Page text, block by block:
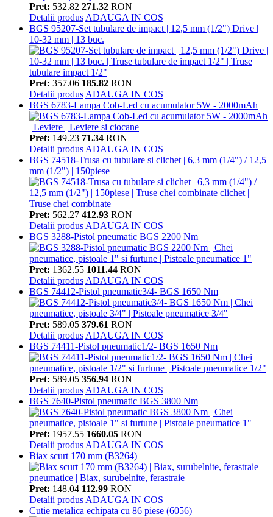
Pret: 532.82 271.32 RON
Detalii produs ADAUGA IN COS
BGS 95207-Set tubulare de impact | 12,5 mm (1/2") Drive |
10-32 mm | 13 buc.
Pret: 357.06 185.82 RON
Detalii produs ADAUGA IN COS
BGS 6783-Lampa Cob-Led cu acumulator 5W - 2000mAh
Pret: 149.23 71.34 RON
Detalii produs ADAUGA IN COS
BGS 74518-Trusa cu tubulare si clichet | 6,3 mm (1/4") / 12,5
mm (1/2") | 150piese
Pret: 562.27 412.93 RON
Detalii produs ADAUGA IN COS
BGS 3288-Pistol pneumatic BGS 2200 Nm
Pret: 1362.55 1011.44 RON
Detalii produs ADAUGA IN COS
BGS 74412-Pistol pneumatic3/4- BGS 1650 Nm
Pret: 589.05 379.61 RON
Detalii produs ADAUGA IN COS
BGS 74411-Pistol pneumatic1/2- BGS 1650 Nm
Pret: 589.05 356.94 RON
Detalii produs ADAUGA IN COS
BGS 7640-Pistol pneumatic BGS 3800 Nm
Pret: 1957.55 1660.05 RON
Detalii produs ADAUGA IN COS
Biax scurt 170 mm (B3264)
Pret: 148.04 112.99 RON
Detalii produs ADAUGA IN COS
Cutie metalica echipata cu 86 piese (6056)